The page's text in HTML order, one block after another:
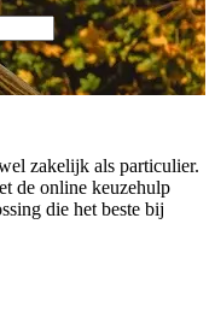
zakelijk als particulier.
de online keuzehulp
die het beste bij